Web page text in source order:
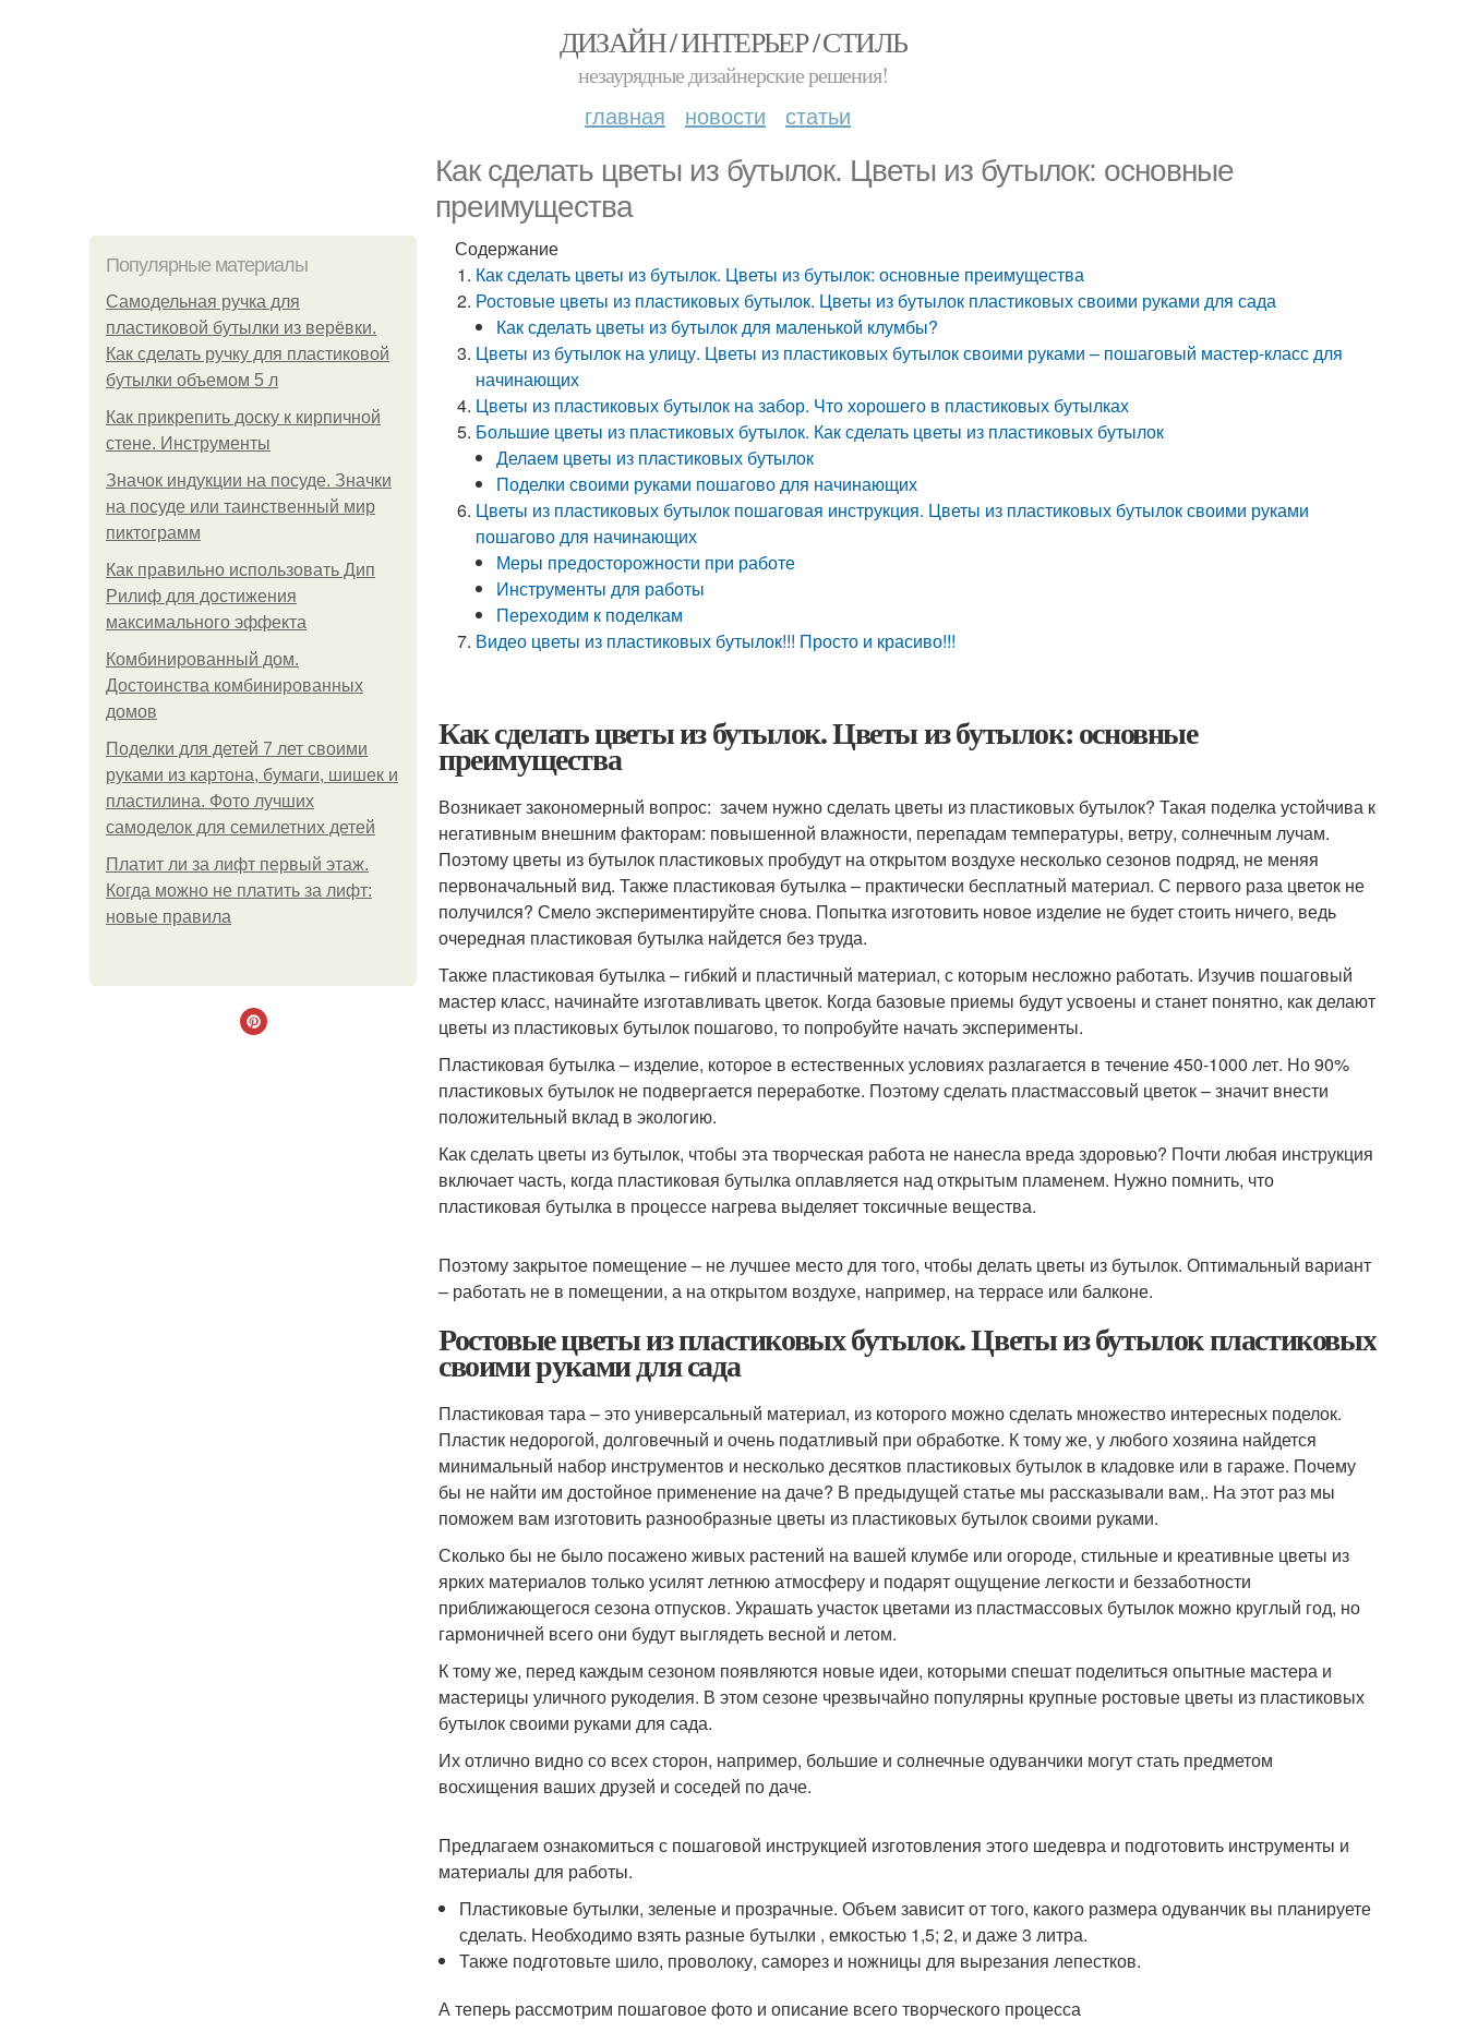
ДИЗАЙН / ИНТЕРЬЕР / СТИЛЬ
незаурядные дизайнерские решения!
главная новости статьи
Как сделать цветы из бутылок. Цветы из бутылок: основные
преимущества
Популярные материалы
Самодельная ручка для
пластиковой бутылки из верёвки.
Как сделать ручку для пластиковой
бутылки объемом 5 л
Как прикрепить доску к кирпичной
стене. Инструменты
Значок индукции на посуде. Значки
на посуде или таинственный мир
пиктограмм
Как правильно использовать Дип
Рилиф для достижения
максимального эффекта
Комбинированный дом.
Достоинства комбинированных
домов
Поделки для детей 7 лет своими
руками из картона, бумаги, шишек и
пластилина. Фото лучших
самоделок для семилетних детей
Платит ли за лифт первый этаж.
Когда можно не платить за лифт:
новые правила
Содержание
Как сделать цветы из бутылок. Цветы из бутылок: основные преимущества
Ростовые цветы из пластиковых бутылок. Цветы из бутылок пластиковых своими руками для сада
Как сделать цветы из бутылок для маленькой клумбы?
Цветы из бутылок на улицу. Цветы из пластиковых бутылок своими руками – пошаговый мастер-класс для
начинающих
Цветы из пластиковых бутылок на забор. Что хорошего в пластиковых бутылках
Большие цветы из пластиковых бутылок. Как сделать цветы из пластиковых бутылок
Делаем цветы из пластиковых бутылок
Поделки своими руками пошагово для начинающих
Цветы из пластиковых бутылок пошаговая инструкция. Цветы из пластиковых бутылок своими руками
пошагово для начинающих
Меры предосторожности при работе
Инструменты для работы
Переходим к поделкам
Видео цветы из пластиковых бутылок!!! Просто и красиво!!!
Как сделать цветы из бутылок. Цветы из бутылок: основные
преимущества
Возникает закономерный вопрос: зачем нужно сделать цветы из пластиковых бутылок? Такая поделка устойчива к
негативным внешним факторам: повышенной влажности, перепадам температуры, ветру, солнечным лучам.
Поэтому цветы из бутылок пластиковых пробудут на открытом воздухе несколько сезонов подряд, не меняя
первоначальный вид. Также пластиковая бутылка – практически бесплатный материал. С первого раза цветок не
получился? Смело экспериментируйте снова. Попытка изготовить новое изделие не будет стоить ничего, ведь
очередная пластиковая бутылка найдется без труда.
Также пластиковая бутылка – гибкий и пластичный материал, с которым несложно работать. Изучив пошаговый
мастер класс, начинайте изготавливать цветок. Когда базовые приемы будут усвоены и станет понятно, как делают
цветы из пластиковых бутылок пошагово, то попробуйте начать эксперименты.
Пластиковая бутылка – изделие, которое в естественных условиях разлагается в течение 450-1000 лет. Но 90%
пластиковых бутылок не подвергается переработке. Поэтому сделать пластмассовый цветок – значит внести
положительный вклад в экологию.
Как сделать цветы из бутылок, чтобы эта творческая работа не нанесла вреда здоровью? Почти любая инструкция
включает часть, когда пластиковая бутылка оплавляется над открытым пламенем. Нужно помнить, что
пластиковая бутылка в процессе нагрева выделяет токсичные вещества.
Поэтому закрытое помещение – не лучшее место для того, чтобы делать цветы из бутылок. Оптимальный вариант
– работать не в помещении, а на открытом воздухе, например, на террасе или балконе.
Ростовые цветы из пластиковых бутылок. Цветы из бутылок пластиковых
своими руками для сада
Пластиковая тара – это универсальный материал, из которого можно сделать множество интересных поделок.
Пластик недорогой, долговечный и очень податливый при обработке. К тому же, у любого хозяина найдется
минимальный набор инструментов и несколько десятков пластиковых бутылок в кладовке или в гараже. Почему
бы не найти им достойное применение на даче? В предыдущей статье мы рассказывали вам,. На этот раз мы
поможем вам изготовить разнообразные цветы из пластиковых бутылок своими руками.
Сколько бы не было посажено живых растений на вашей клумбе или огороде, стильные и креативные цветы из
ярких материалов только усилят летнюю атмосферу и подарят ощущение легкости и беззаботности
приближающегося сезона отпусков. Украшать участок цветами из пластмассовых бутылок можно круглый год, но
гармоничней всего они будут выглядеть весной и летом.
К тому же, перед каждым сезоном появляются новые идеи, которыми спешат поделиться опытные мастера и
мастерицы уличного рукоделия. В этом сезоне чрезвычайно популярны крупные ростовые цветы из пластиковых
бутылок своими руками для сада.
Их отлично видно со всех сторон, например, большие и солнечные одуванчики могут стать предметом
восхищения ваших друзей и соседей по даче.
Предлагаем ознакомиться с пошаговой инструкцией изготовления этого шедевра и подготовить инструменты и
материалы для работы.
Пластиковые бутылки, зеленые и прозрачные. Объем зависит от того, какого размера одуванчик вы планируете
сделать. Необходимо взять разные бутылки , емкостью 1,5; 2, и даже 3 литра.
Также подготовьте шило, проволоку, саморез и ножницы для вырезания лепестков.
А теперь рассмотрим пошаговое фото и описание всего творческого процесса